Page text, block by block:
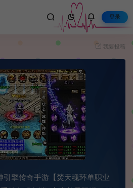
登录
我要投稿
引擎传奇手游【焚天魂环单职业